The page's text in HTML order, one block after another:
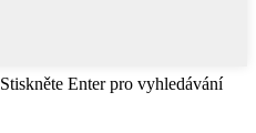
Stiskněte Enter pro vyhledávání